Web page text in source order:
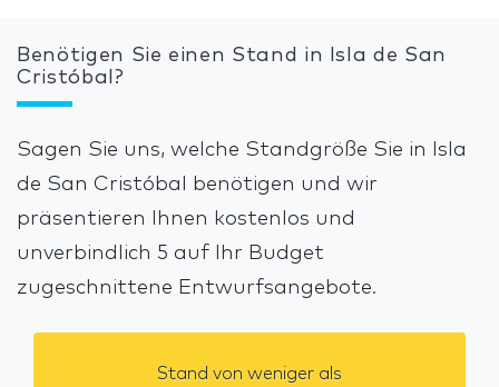
Benötigen Sie einen Stand in Isla de San
Cristóbal?
Sagen Sie uns, welche Standgröße Sie in Isla
de San Cristóbal benötigen und wir
präsentieren Ihnen kostenlos und
unverbindlich 5 auf Ihr Budget
zugeschnittene Entwurfsangebote.
Stand von weniger als